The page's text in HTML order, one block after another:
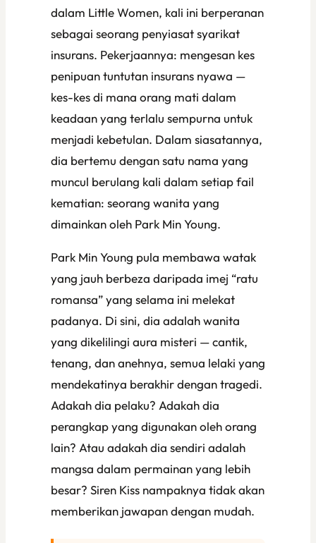
dalam Little Women, kali ini berperanan
sebagai seorang penyiasat syarikat
insurans. Pekerjaannya: mengesan kes
penipuan tuntutan insurans nyawa —
kes-kes di mana orang mati dalam
keadaan yang terlalu sempurna untuk
menjadi kebetulan. Dalam siasatannya,
dia bertemu dengan satu nama yang
muncul berulang kali dalam setiap fail
kematian: seorang wanita yang
dimainkan oleh Park Min Young.
Park Min Young pula membawa watak
yang jauh berbeza daripada imej “ratu
romansa” yang selama ini melekat
padanya. Di sini, dia adalah wanita
yang dikelilingi aura misteri — cantik,
tenang, dan anehnya, semua lelaki yang
mendekatinya berakhir dengan tragedi.
Adakah dia pelaku? Adakah dia
perangkap yang digunakan oleh orang
lain? Atau adakah dia sendiri adalah
mangsa dalam permainan yang lebih
besar? Siren Kiss nampaknya tidak akan
memberikan jawapan dengan mudah.